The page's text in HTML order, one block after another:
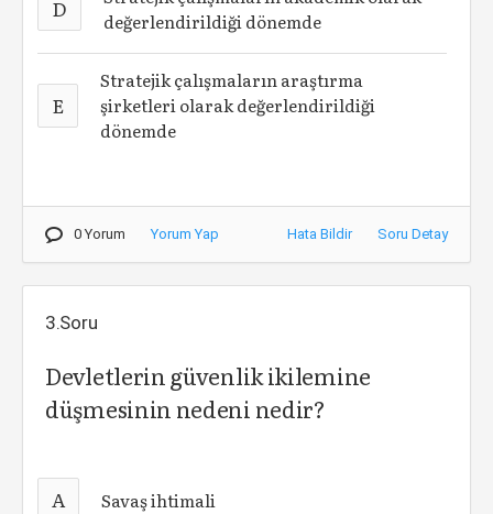
D
değerlendirildiği dönemde
E
Stratejik çalışmaların araştırma
şirketleri olarak değerlendirildiği
dönemde
0 Yorum Yorum Yap Hata Bildir Soru Detay
3.Soru
Devletlerin güvenlik ikilemine
düşmesinin nedeni nedir?
A Savaş ihtimali